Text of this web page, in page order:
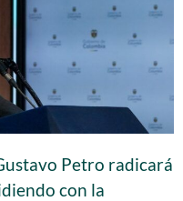
Petro radicará
con la